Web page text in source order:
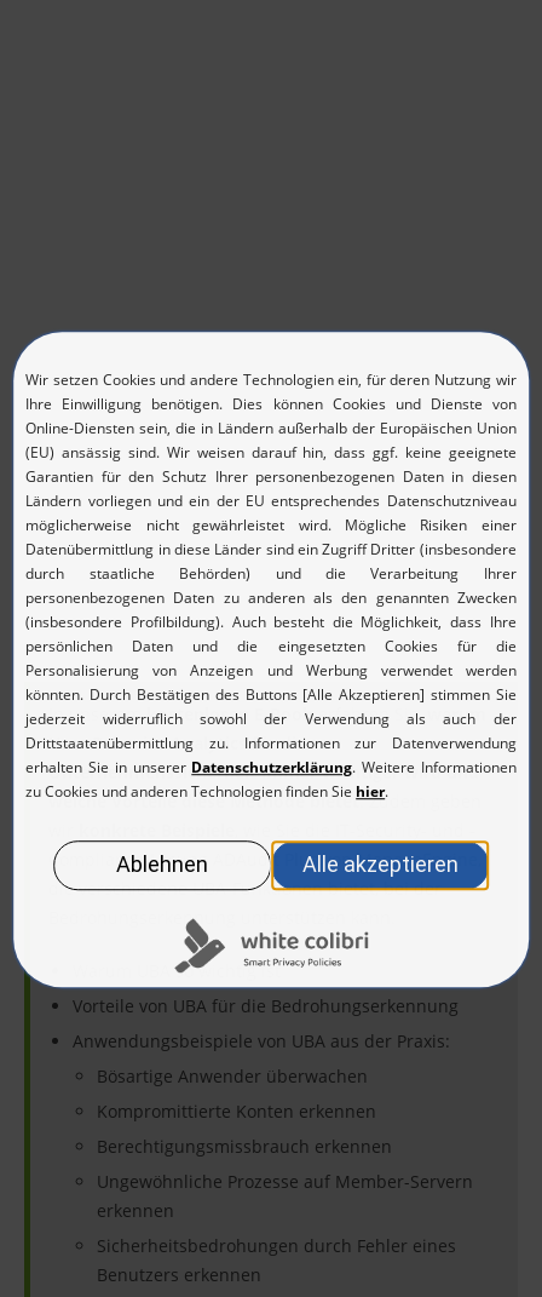
In unseremkostenlosen E-Bookerfahren Sie,
warum
User Behavior Analytics für die
Unternehmenssicherheit immer wichtiger wird und
welche Vorteile diese Methode bietet. Zudem geben
Compliance-Lösung ADAudit Plus von ManageEngine,
die verschiedene UBA-Funktionen bietet, bei der
Bedrohungserkennung unterstützen kann.
Warum UBA so wichtig ist
Vorteile von UBA für die Bedrohungserkennung
Anwendungsbeispiele von UBA aus der Praxis:
Bösartige Anwender überwachen
Kompromittierte Konten erkennen
Berechtigungsmissbrauch erkennen
Ungewöhnliche Prozesse auf Member-Servern
erkennen
Sicherheitsbedrohungen durch Fehler eines
Benutzers erkennen